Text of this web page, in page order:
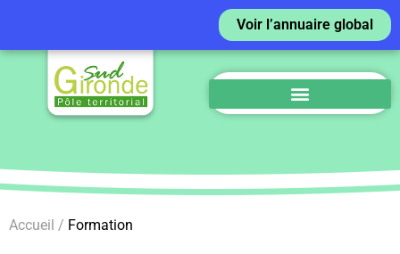
Voir l’annuaire global
Accueil / Formation